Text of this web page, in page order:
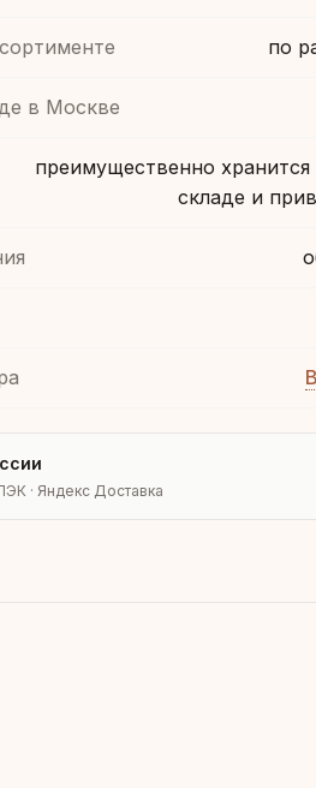
по
в Москве
преимущественно
складе и
· Яндекс Доставка